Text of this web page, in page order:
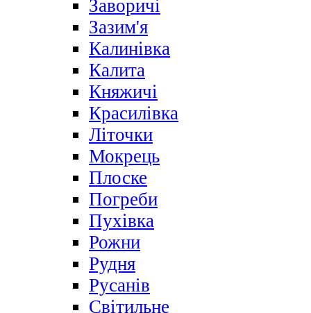
Заворичі
Зазим'я
Калинівка
Калита
Княжичі
Красилівка
Літочки
Мокрець
Плоске
Погреби
Пухівка
Рожни
Рудня
Русанів
Світильне